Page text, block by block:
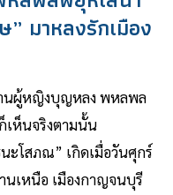
มาหลงรักเมือง
หญิงบุญหลง พหลพล
เห็นจริงตามนั้น
โสภณ” เกิดเมื่อวันศุกร์
เหนือ เมืองกาญจนบุรี